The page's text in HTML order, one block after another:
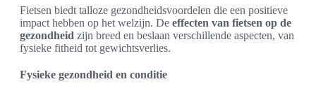
Fietsen biedt talloze gezondheidsvoordelen die een positieve
impact hebben op het welzijn. De effecten van fietsen op de
gezondheid zijn breed en beslaan verschillende aspecten, van
fysieke fitheid tot gewichtsverlies.
Fysieke gezondheid en conditie